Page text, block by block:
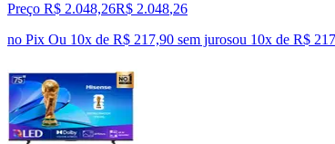
Preço R$ 2.048,26R$ 2.048,26
no Pix Ou 10x de R$ 217,90 sem jurosou 10x de R$